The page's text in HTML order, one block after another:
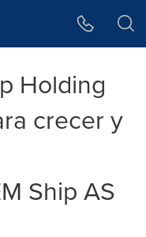
Holding
crecer y
Ship AS